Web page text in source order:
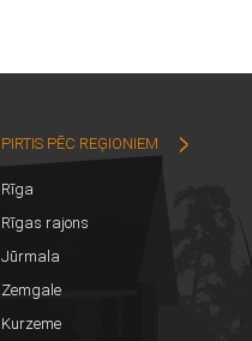
PIRTIS PĒC REĢIONIEM
Rīga
Rīgas rajons
Jūrmala
Zemgale
Kurzeme